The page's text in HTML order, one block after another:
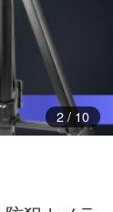
3/ 10